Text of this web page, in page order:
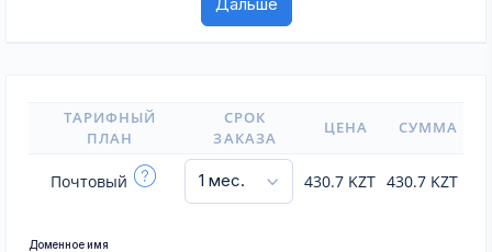
ТАРИФНЫЙ
ПЛАН
СРОК
ЗАКАЗА
ЦЕНА СУММА
Почтовый 430.7 KZT 430.7 KZT
Доменное имя